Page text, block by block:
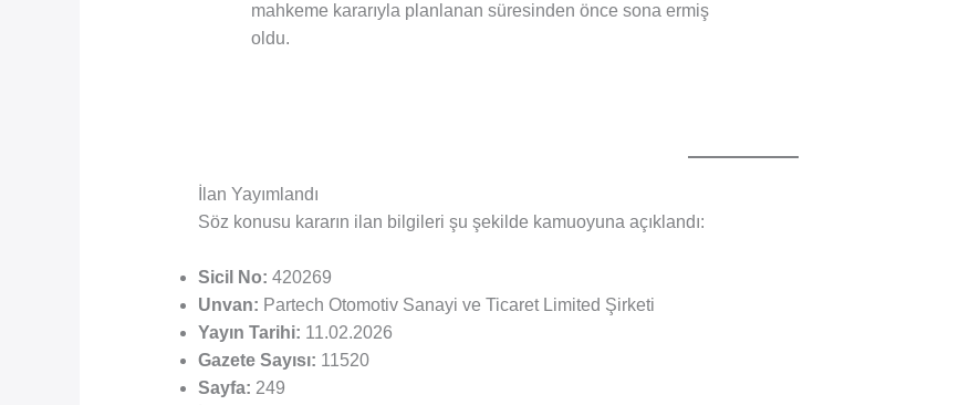
mahkeme kararıyla planlanan süresinden önce sona ermiş
oldu.
İlan Yayımlandı
Söz konusu kararın ilan bilgileri şu şekilde kamuoyuna açıklandı:
Sicil No: 420269
Unvan: Partech Otomotiv Sanayi ve Ticaret Limited Şirketi
Yayın Tarihi: 11.02.2026
Gazete Sayısı: 11520
Sayfa: 249